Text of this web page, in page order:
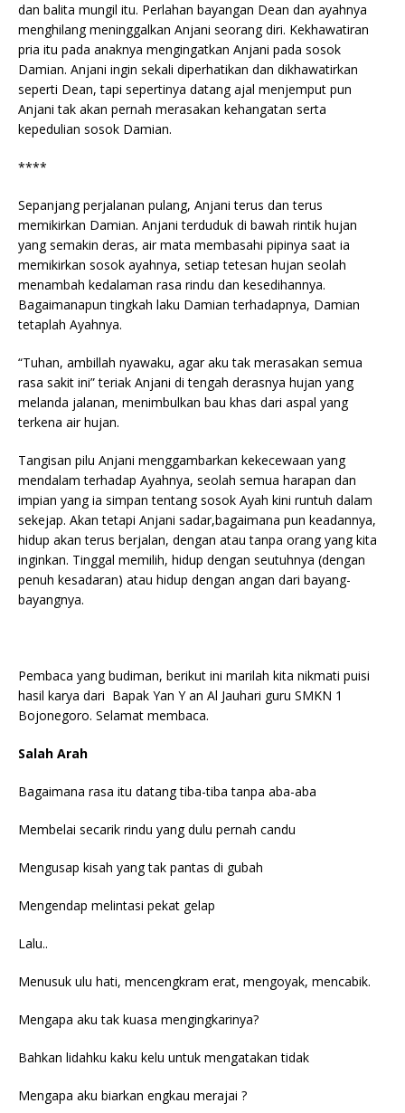
dan balita mungil itu. Perlahan bayangan Dean dan ayahnya
menghilang meninggalkan Anjani seorang diri. Kekhawatiran
pria itu pada anaknya mengingatkan Anjani pada sosok
Damian. Anjani ingin sekali diperhatikan dan dikhawatirkan
seperti Dean, tapi sepertinya datang ajal menjemput pun
Anjani tak akan pernah merasakan kehangatan serta
kepedulian sosok Damian.
****
Sepanjang perjalanan pulang, Anjani terus dan terus
memikirkan Damian. Anjani terduduk di bawah rintik hujan
yang semakin deras, air mata membasahi pipinya saat ia
memikirkan sosok ayahnya, setiap tetesan hujan seolah
menambah kedalaman rasa rindu dan kesedihannya.
Bagaimanapun tingkah laku Damian terhadapnya, Damian
tetaplah Ayahnya.
“Tuhan, ambillah nyawaku, agar aku tak merasakan semua
rasa sakit ini” teriak Anjani di tengah derasnya hujan yang
melanda jalanan, menimbulkan bau khas dari aspal yang
terkena air hujan.
Tangisan pilu Anjani menggambarkan kekecewaan yang
mendalam terhadap Ayahnya, seolah semua harapan dan
impian yang ia simpan tentang sosok Ayah kini runtuh dalam
sekejap. Akan tetapi Anjani sadar,bagaimana pun keadannya,
hidup akan terus berjalan, dengan atau tanpa orang yang kita
inginkan. Tinggal memilih, hidup dengan seutuhnya (dengan
penuh kesadaran) atau hidup dengan angan dari bayang-
bayangnya.
Pembaca yang budiman, berikut ini marilah kita nikmati puisi
hasil karya dari Bapak Yan Y an Al Jauhari guru SMKN 1
Bojonegoro. Selamat membaca.
Salah Arah
Bagaimana rasa itu datang tiba-tiba tanpa aba-aba
Membelai secarik rindu yang dulu pernah candu
Mengusap kisah yang tak pantas di gubah
Mengendap melintasi pekat gelap
Lalu..
Menusuk ulu hati, mencengkram erat, mengoyak, mencabik.
Mengapa aku tak kuasa mengingkarinya?
Bahkan lidahku kaku kelu untuk mengatakan tidak
Mengapa aku biarkan engkau merajai ?